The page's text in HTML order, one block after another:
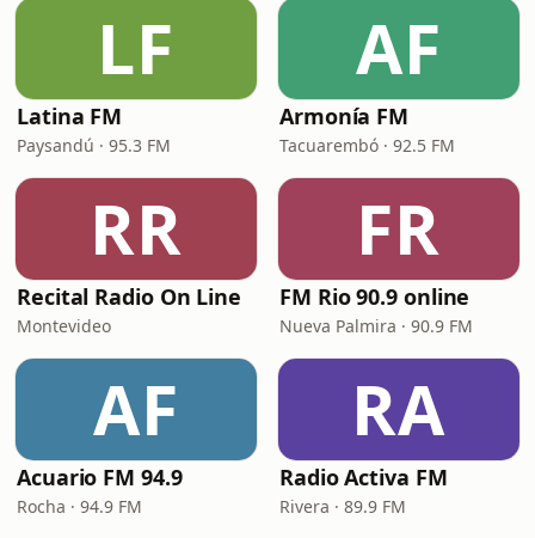
LF
Latina FM
Paysandú · 95.3 FM
AF
Armonía FM
Tacuarembó · 92.5 FM
RR
Recital Radio On Line
Montevideo
FR
FM Rio 90.9 online
Nueva Palmira · 90.9 FM
AF
Acuario FM 94.9
Rocha · 94.9 FM
RA
Radio Activa FM
Rivera · 89.9 FM